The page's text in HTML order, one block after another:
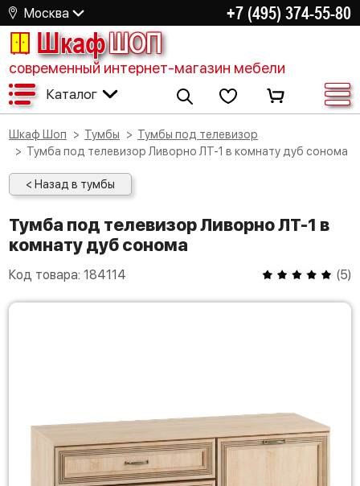
Москва +7 (495) 374-55-80
ШкафШОП
современный интернет-магазин мебели
Каталог
Шкаф Шоп Тумбы
Тумбы под телевизор
Тумба под телевизор Ливорно ЛТ-1 в комнату дуб сонома
< Назад в тумбы
Тумба под телевизор Ливорно ЛТ-1 в
комнату дуб сонома
Код товара: 184114 (5)